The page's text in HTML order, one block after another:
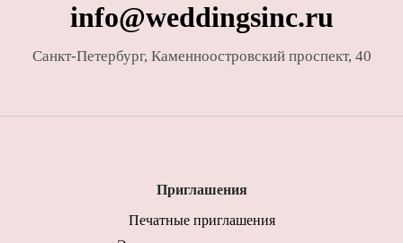
info@weddingsinc.ru
Санкт-Петербург, Каменноостровский проспект, 40
Приглашения
Печатные приглашения